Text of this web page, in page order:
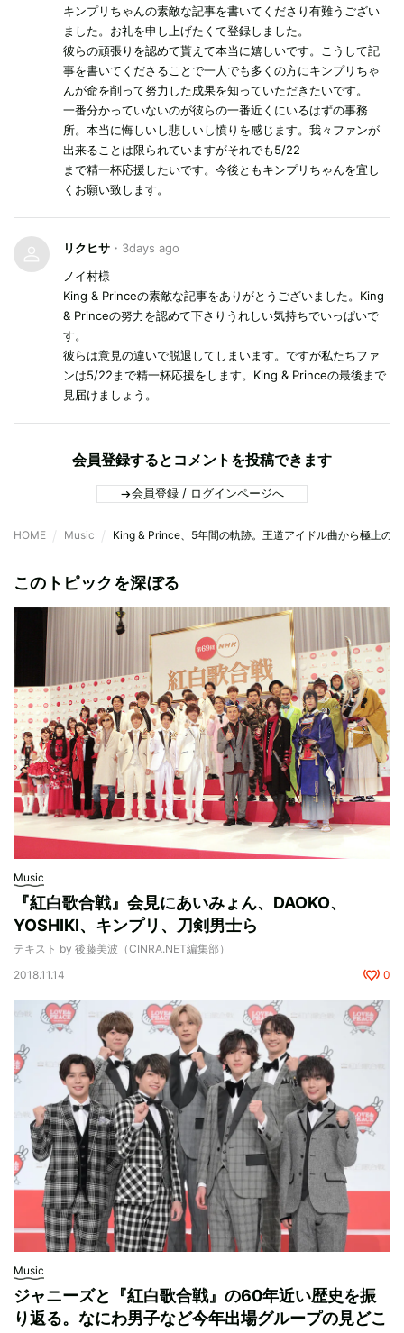
キンプリちゃんの素敵な記事を書いてくださり有難うござい
ました。お礼を申し上げたくて登録しました。
彼らの頑張りを認めて貰えて本当に嬉しいです。こうして記
事を書いてくださることで一人でも多くの方にキンプリちゃ
んが命を削って努力した成果を知っていただきたいです。
一番分かっていないのが彼らの一番近くにいるはずの事務
所。本当に悔しいし悲しいし憤りを感じます。我々ファンが
出来ることは限られていますがそれでも5/22
まで精一杯応援したいです。今後ともキンプリちゃんを宜し
くお願い致します。
リクヒサ ・ 3days ago
ノイ村様
King & Princeの素敵な記事をありがとうございました。King
& Princeの努力を認めて下さりうれしい気持ちでいっぱいで
す。
彼らは意見の違いで脱退してしまいます。ですが私たちファ
ンは5/22まで精一杯応援をします。King & Princeの最後まで
見届けましょう。
会員登録するとコメントを投稿できます
会員登録 / ログインページへ
HOME Music King & Prince、5年間の軌跡。王道アイドル曲から極上の
このトピックを深ぼる
Music
『紅白歌合戦』会見にあいみょん、DAOKO、
YOSHIKI、キンプリ、刀剣男士ら
テキスト by 後藤美波（CINRA.NET編集部）
2018.11.14
0
Music
ジャニーズと『紅白歌合戦』の60年近い歴史を振
り返る。なにわ男子など今年出場グループの見どこ